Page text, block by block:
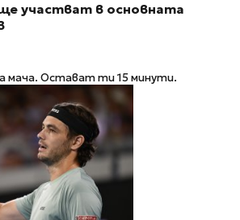
участват в основната
мача. Остават ти 15 минути.